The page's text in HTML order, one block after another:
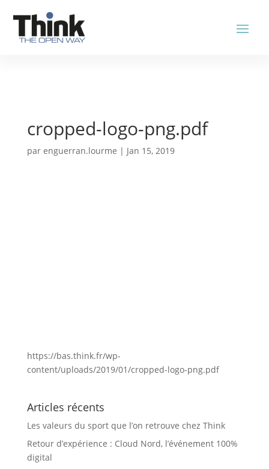
cropped-logo-png.pdf
par enguerran.lourme | Jan 15, 2019
https://bas.think.fr/wp-
content/uploads/2019/01/cropped-logo-png.pdf
Articles récents
Les valeurs du sport que l’on retrouve chez Think
Retour d’expérience : Cloud Nord, l’événement 100%
digital